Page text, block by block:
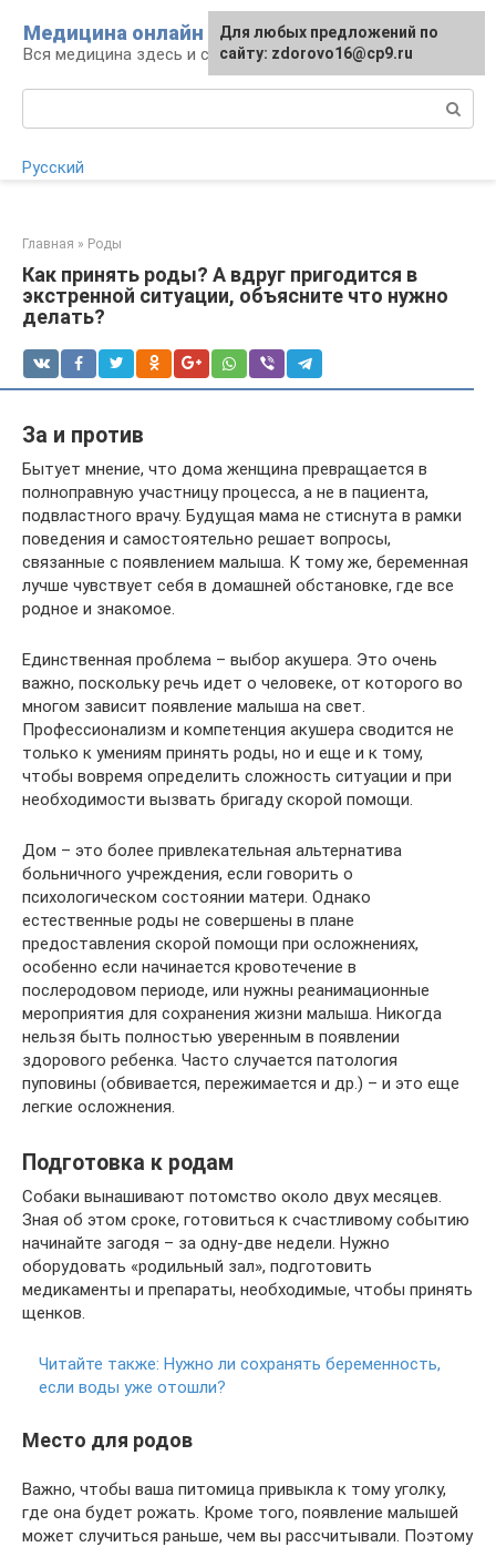
контенту
Медицина онлайн
Вся медицина здесь и сейчас
Русский
Главная » Роды
Как принять роды? А вдруг пригодится в
экстренной ситуации, объясните что нужно
делать?
За и против
Бытует мнение, что дома женщина превращается в
полноправную участницу процесса, а не в пациента,
подвластного врачу. Будущая мама не стиснута в рамки
поведения и самостоятельно решает вопросы,
связанные с появлением малыша. К тому же, беременная
лучше чувствует себя в домашней обстановке, где все
родное и знакомое.
Единственная проблема – выбор акушера. Это очень
важно, поскольку речь идет о человеке, от которого во
многом зависит появление малыша на свет.
Профессионализм и компетенция акушера сводится не
только к умениям принять роды, но и еще и к тому,
чтобы вовремя определить сложность ситуации и при
необходимости вызвать бригаду скорой помощи.
Дом – это более привлекательная альтернатива
больничного учреждения, если говорить о
психологическом состоянии матери. Однако
естественные роды не совершены в плане
предоставления скорой помощи при осложнениях,
особенно если начинается кровотечение в
послеродовом периоде, или нужны реанимационные
мероприятия для сохранения жизни малыша. Никогда
нельзя быть полностью уверенным в появлении
здорового ребенка. Часто случается патология
пуповины (обвивается, пережимается и др.) – и это еще
легкие осложнения.
Подготовка к родам
Собаки вынашивают потомство около двух месяцев.
Зная об этом сроке, готовиться к счастливому событию
начинайте загодя – за одну-две недели. Нужно
оборудовать «родильный зал», подготовить
медикаменты и препараты, необходимые, чтобы принять
щенков.
Читайте также: Нужно ли сохранять беременность,
если воды уже отошли?
Место для родов
Важно, чтобы ваша питомица привыкла к тому уголку,
где она будет рожать. Кроме того, появление малышей
может случиться раньше, чем вы рассчитывали. Поэтому
Для любых предложений по
сайту: [email protected]
Для любых предложений по
сайту: zdorovo16@cp9.ru